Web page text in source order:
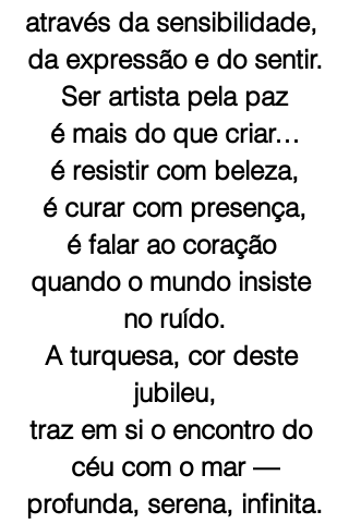
através da sensibilidade,
da expressão e do sentir.
Ser artista pela paz
é mais do que criar…
é resistir com beleza,
é curar com presença,
é falar ao coração
quando o mundo insiste
no ruído.
A turquesa, cor deste
jubileu,
traz em si o encontro do
céu com o mar —
profunda, serena, infinita.